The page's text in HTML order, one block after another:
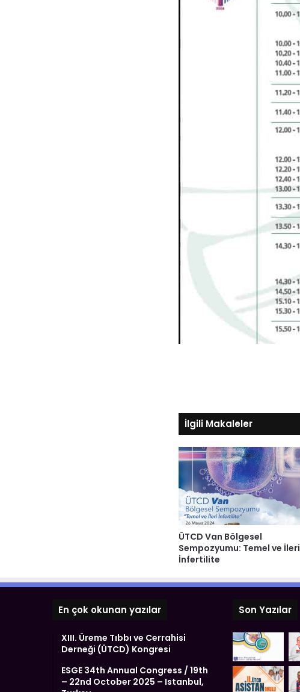
İlgili Makaleler
ÜTCD Van Bölgesel
Sempozyumu: Temel ve İleri
İnfertilite
En çok okunan yazılar
XIII. Üreme Tıbbı ve Cerrahisi
Derneği (ÜTCD) Kongresi
ESGE 34th Annual Congress / 19th
– 22nd October 2025 – Istanbul,
Son Yazılar